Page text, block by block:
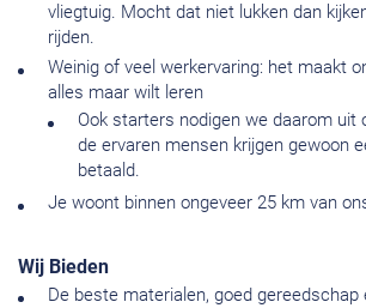
vliegtuig. Mocht dat niet lukken dan
rijden.
Weinig of veel werkervaring: het maakt
alles maar wilt leren
Ook starters nodigen we daarom uit
de ervaren mensen krijgen gewoon
betaald.
Je woont binnen ongeveer 25 km van
Wij Bieden
De beste materialen, goed gereedschap